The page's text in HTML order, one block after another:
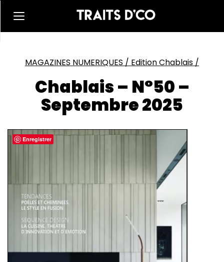
MAGAZINES NUMERIQUES / Edition Chablais /
Chablais – N°50 –
Septembre 2025
Enregistrer